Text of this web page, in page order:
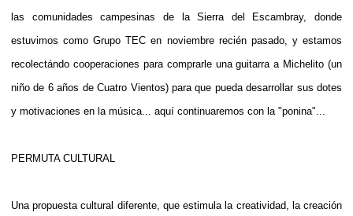
las comunidades campesinas de la Sierra del Escambray, donde
estuvimos como Grupo TEC en noviembre recién pasado, y estamos
recolectándo cooperaciones para comprarle una guitarra a Michelito (un
niño de 6 años de Cuatro Vientos) para que pueda desarrollar sus dotes
y motivaciones en la música... aquí continuaremos con la "ponina"...
PERMUTA CULTURAL
Una propuesta cultural diferente, que estimula la creatividad, la creación